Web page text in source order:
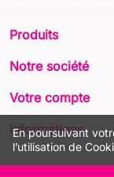
En poursuivant
l’utilisation de
Produits
Notre société
Votre compte
Informations